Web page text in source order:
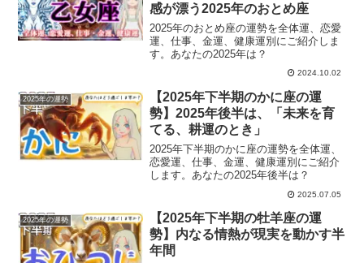
感が漂う2025年のおとめ座
2025年のおとめ座の運勢を全体運、恋愛
運、仕事、金運、健康運別にご紹介しま
す。あなたの2025年は？
2024.10.02
2025年の運勢
【2025年下半期のかに座の運
勢】2025年後半は、「未来を育
てる、耕運のとき」
2025年下半期のかに座の運勢を全体運、
恋愛運、仕事、金運、健康運別にご紹介
します。あなたの2025年後半は？
2025.07.05
2025年の運勢
【2025年下半期の牡羊座の運
勢】内なる情熱が現実を動かす半
年間